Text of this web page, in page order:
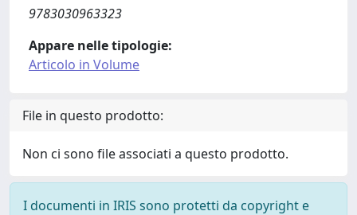
9783030963323
Appare nelle tipologie:
Articolo in Volume
File in questo prodotto:
Non ci sono file associati a questo prodotto.
I documenti in IRIS sono protetti da copyright e